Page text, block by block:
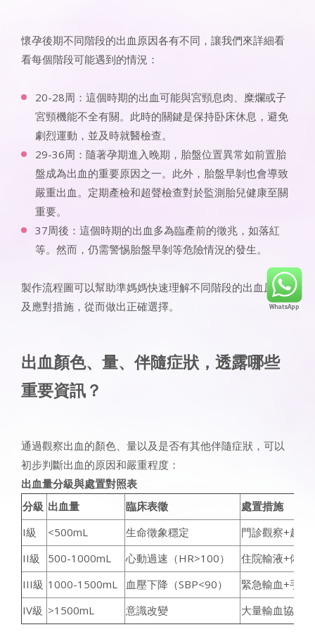
懷孕後期不同階段的出血原因各有不同，讓我們來詳細看
看每個階段可能遇到的情況：
20-28周：這個時期的出血可能與宮頸息肉、糜爛或子
宮頸機能不全有關。此時的關鍵是保持卧床休息，避免
劇烈運動，並及時就醫檢查。
29-36周：隨著孕期進入晚期，胎盤位置異常如前置胎
盤成為出血的重要原因之一。此外，胎盤早剝也會導致
嚴重出血。定期產檢和超聲檢查對於監測胎兒健康至關
重要。
37周後：這個時期的出血多為臨產前的徵兆，如落紅
等。然而，仍需警惕胎盤早剝等危險情況的發生。
製作流程圖可以幫助準媽媽快速理解不同階段的出血原因
及應對措施，從而做出正確選擇。
出血顏色、量、伴隨症狀，透露哪些
重要資訊？
通過觀察出血的顏色、量以及是否有其他伴隨症狀，可以
初步判斷出血的原因和嚴重程度：
出血量分級與處置對照表
分級 出血量 臨床表徵
處置措施
I級
<500mL 生命徵象穩定
門診觀察+超音
II級
500-1000mL 心動過速（HR>100）
住院輸液+備血
III級 1000-1500mL 血壓下降（SBP<90）
緊急輸血+手術
IV級 >1500mL 意識改變 大量輸血協議